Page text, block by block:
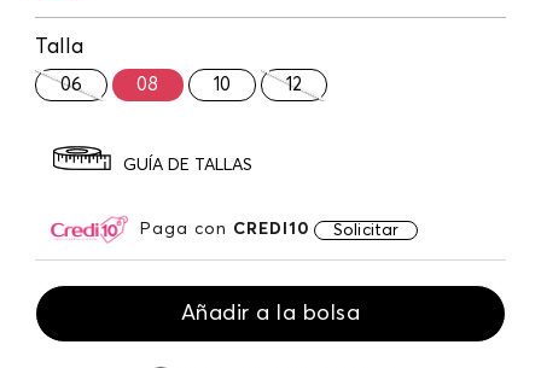
Talla
06 08 10 12
GUÍA DE TALLAS
Paga con CREDI10 Solicitar
Añadir a la bolsa